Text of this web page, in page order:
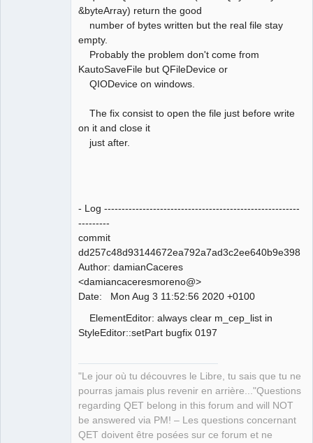
&byteArray) return the good
number of bytes written but the real file stay
empty.
Probably the problem don't come from
KautoSaveFile but QFileDevice or
QIODevice on windows.
The fix consist to open the file just before write
on it and close it
just after.
- Log --------------------------------------------------------
---------
commit
dd257c48d93144672ea792a7ad3c2ee640b9e398
Author: damianCaceres
<damiancaceresmoreno@>
Date: Mon Aug 3 11:52:56 2020 +0100
ElementEditor: always clear m_cep_list in
StyleEditor::setPart bugfix 0197
"Le jour où tu découvres le Libre, tu sais que tu ne
pourras jamais plus revenir en arrière..."Questions
regarding QET belong in this forum and will NOT
be answered via PM! – Les questions concernant
QET doivent être posées sur ce forum et ne